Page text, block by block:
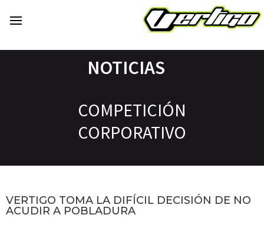
NOTICIAS
COMPETICIÓN
CORPORATIVO
VERTIGO TOMA LA DIFÍCIL DECISIÓN DE NO
ACUDIR A POBLADURA